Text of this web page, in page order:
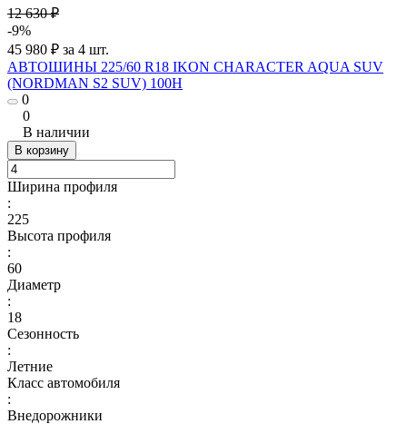
12 630 ₽
-9%
45 980 ₽ за 4 шт.
АВТОШИНЫ 225/60 R18 IKON CHARACTER AQUA SUV
(NORDMAN S2 SUV) 100H
0
0
В наличии
В корзину
Ширина профиля
:
225
Высота профиля
:
60
Диаметр
:
18
Сезонность
:
Летние
Класс автомобиля
:
Внедорожники